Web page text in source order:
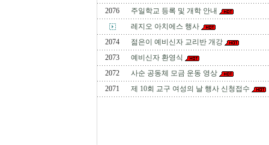
2076
주일학교 등록 및 개학 안내
레지오 아치에스 행사
2074
젊은이 예비신자 교리반 개강
2073
예비신자 환영식
2072
사순 공동체 모금 운동 영상
2071
제 10회 교구 여성의 날 행사 신청접수